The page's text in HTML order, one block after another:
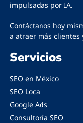
impulsadas por IA.
Contáctanos hoy
a atraer más clientes
Servicios
SEO en México
SEO Local
Google Ads
Consultoría SEO